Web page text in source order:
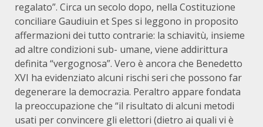
regalato”. Circa un secolo dopo, nella Costituzione
conciliare Gaudiuin et Spes si leggono in proposito
affermazioni dei tutto contrarie: la schiavitù, insieme
ad altre condizioni sub- umane, viene addirittura
definita “vergognosa”. Vero è ancora che Benedetto
XVI ha evidenziato alcuni rischi seri che possono far
degenerare la democrazia. Peraltro appare fondata
la preoccupazione che “il risultato di alcuni metodi
usati per convincere gli elettori (dietro ai quali vi è